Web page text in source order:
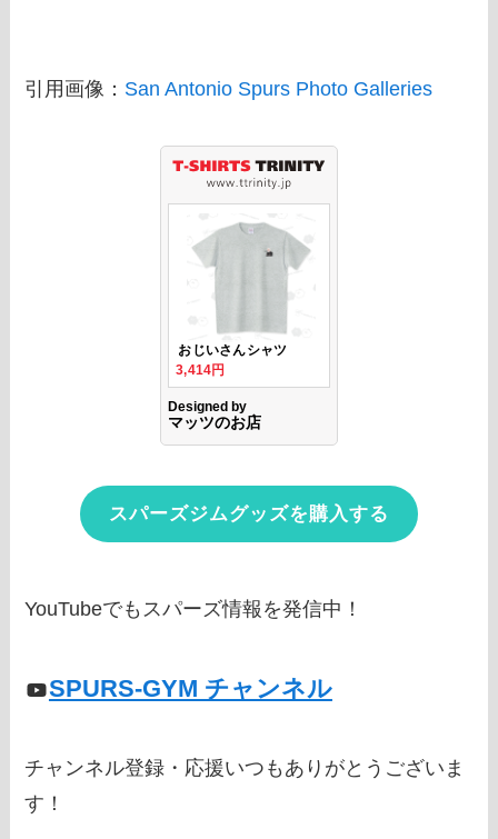
引用画像： San Antonio Spurs Photo Galleries
スパーズジムグッズを購入する
YouTubeでもスパーズ情報を発信中！
SPURS-GYM チャンネル
チャンネル登録・応援いつもありがとうございま
す！